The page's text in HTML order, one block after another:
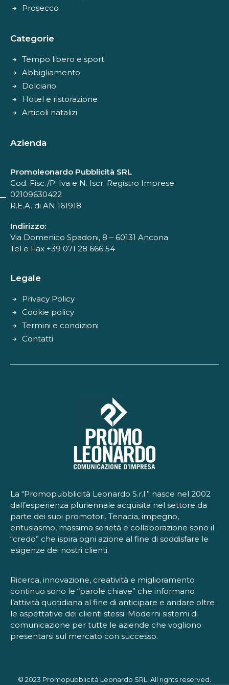
Prosecco
Categorie
Tempo libero e sport
Abbigliamento
Dolciario
Hotel e ristorazione
Articoli natalizi
Azienda
Promoleonardo Pubblicità SRL
Cod. Fisc./P. Iva e N. Iscr. Registro Imprese
02109630422
R.E.A. di AN 161918
Indirizzo:
Via Domenico Spadoni, 8 – 60131 Ancona
Tel e Fax +39 071 28 666 54
Legale
Privacy Policy
Cookie policy
Termini e condizioni
Contatti
La “Promopubblicità Leonardo S.r.l.” nasce nel 2002
dall’esperienza pluriennale acquisita nel settore da
parte dei suoi promotori. Tenacia, impegno,
entusiasmo, massima serietà e collaborazione sono il
“credo” che ispira ogni azione al fine di soddisfare le
esigenze dei nostri clienti.
Ricerca, innovazione, creatività e miglioramento
continuo sono le “parole chiave” che informano
l’attività quotidiana al fine di anticipare e andare oltre
le aspettative dei clienti stessi. Moderni sistemi di
comunicazione per tutte le aziende che vogliono
presentarsi sul mercato con successo.
© 2023 Promopubblicità Leonardo SRL. All rights reserved.